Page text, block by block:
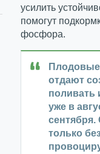
усилить
помогут
фосфора.
Плодовые
отдают
поливать
уже в
только